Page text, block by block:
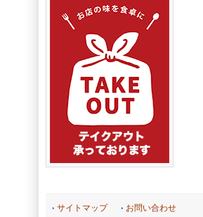
サイトマップ お問い合わせ